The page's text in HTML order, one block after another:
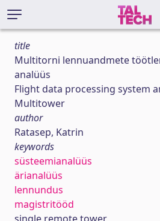
title
Multitorni lennuandmete
analüüs
Flight data processing system
Multitower
author
Ratasep, Katrin
keywords
süsteemianalüüs
ärianalüüs
lennundus
magistritööd